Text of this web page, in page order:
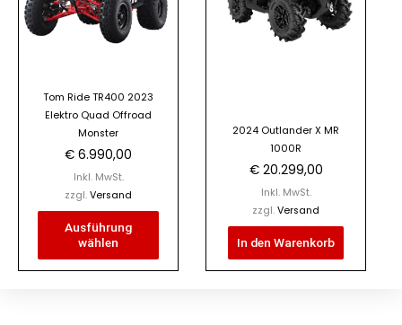
Tom Ride TR400 2023
Elektro Quad Offroad
Monster
€ 6.990,00
Inkl. MwSt.
zzgl. Versand
Ausführung
wählen
Varianten
auf.
können
auf
der
gewählt
werden
2024 Outlander X MR
1000R
€20.299,00
Inkl. MwSt.
zzgl. Versand
In den Warenkorb